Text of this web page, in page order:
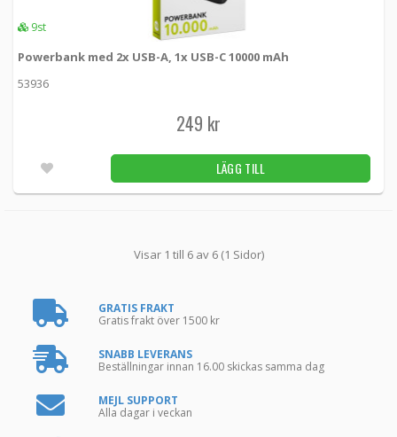
9st
Powerbank med 2x USB-A, 1x USB-C 10000 mAh
53936
249 kr
LÄGG TILL
Visar 1 till 6 av 6 (1 Sidor)
GRATIS FRAKT
Gratis frakt över 1500 kr
SNABB LEVERANS
Beställningar innan 16.00 skickas samma dag
MEJL SUPPORT
Alla dagar i veckan